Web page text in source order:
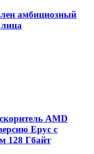
амбициозный
AMD
Epyc с
128 Гбайт